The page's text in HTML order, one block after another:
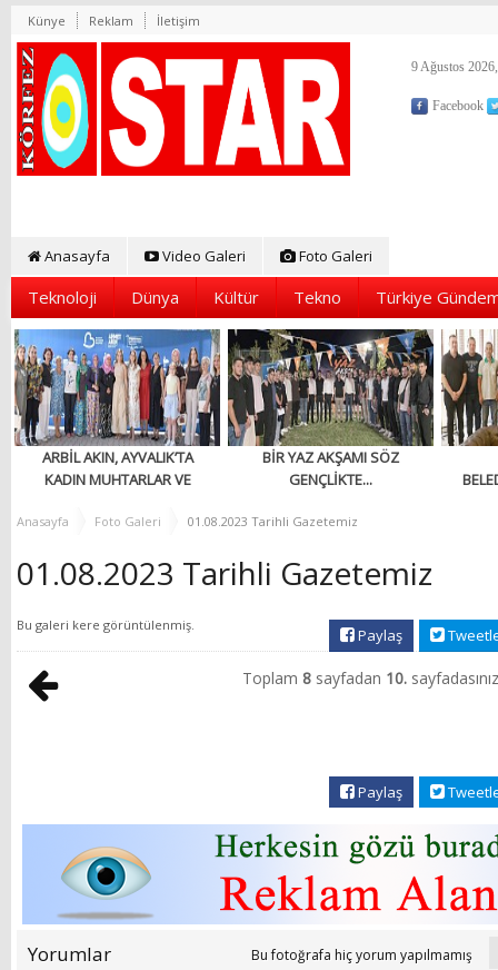
Künye Reklam İletişim
9 Ağustos
Facebook
Anasayfa Video Galeri Foto Galeri
Teknoloji Dünya Kültür Tekno Türkiye
ARBİL AKIN, AYVALIK’TA
KADIN MUHTARLAR VE
BULUŞTU
BİR YAZ AKŞAMI SÖZ
GENÇLİKTE...
Anasayfa Foto Galeri 01.08.2023 Tarihli Gazetemiz
01.08.2023 Tarihli Gazetemiz
Bu galeri kere görüntülenmiş.
Paylaş
Toplam 8 sayfadan 10.
Paylaş
Yorumlar Bu fotoğrafa hiç yorum yapılmamış